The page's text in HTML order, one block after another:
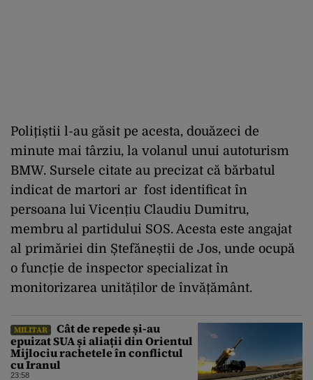
Polițiștii l-au găsit pe acesta, douăzeci de
minute mai târziu, la volanul unui autoturism
BMW. Sursele citate au precizat că bărbatul
indicat de martori ar fost identificat în
persoana lui Vicențiu Claudiu Dumitru,
membru al partidului SOS. Acesta este angajat
al primăriei din Ștefăneștii de Jos, unde ocupă
o funcție de inspector specializat în
monitorizarea unităților de învățământ.
MILITAR
Cât de repede și-au
epuizat SUA și aliații din Orientul
Mijlociu rachetele în conflictul
cu Iranul
23:58